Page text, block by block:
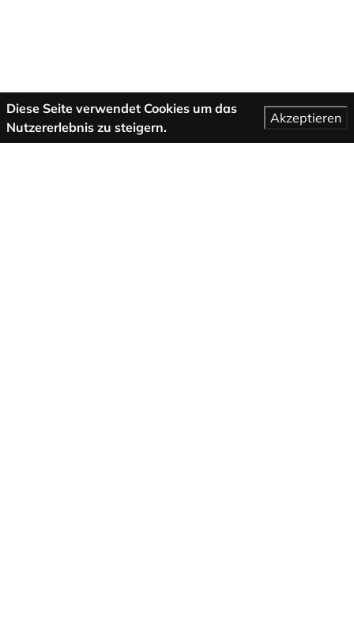
Diese Seite verwendet Cookies um das
Nutzererlebnis zu steigern.
Akzeptieren